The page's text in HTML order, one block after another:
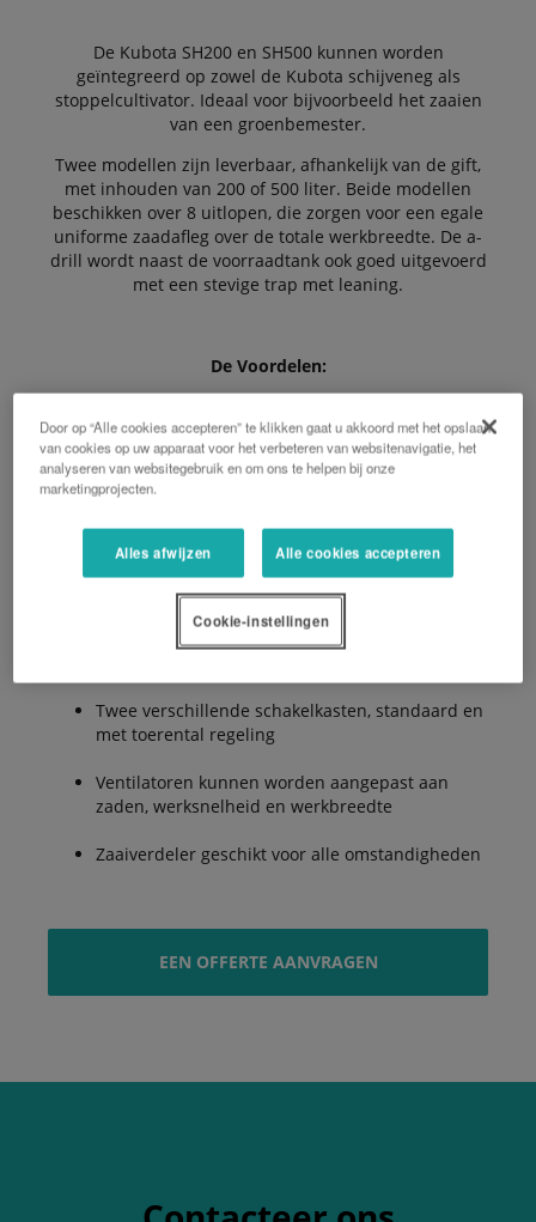
De Kubota SH200 en SH500 kunnen worden
geïntegreerd op zowel de Kubota schijveneg als
stoppelcultivator. Ideaal voor bijvoorbeeld het zaaien
van een groenbemester.
Twee modellen zijn leverbaar, afhankelijk van de gift,
met inhouden van 200 of 500 liter. Beide modellen
beschikken over 8 uitlopen, die zorgen voor een egale
uniforme zaadafleg over de totale werkbreedte. De a-
drill wordt naast de voorraadtank ook goed uitgevoerd
met een stevige trap met leaning.
De Voordelen:
Exact en snel werken
de cabine, ook tijdens de werkgang
Zeer geschikt voor het zaaien van een
groenbemester
Twee verschillende schakelkasten, standaard en
met toerental regeling
Ventilatoren kunnen worden aangepast aan
zaden, werksnelheid en werkbreedte
Zaaiverdeler geschikt voor alle omstandigheden
EEN OFFERTE AANVRAGEN
Door op “Alle cookies accepteren” te klikken gaat u akkoord met het opslaan
van cookies op uw apparaat voor het verbeteren van websitenavigatie, het
analyseren van websitegebruik en om ons te helpen bij onze
marketingprojecten.
Alles afwijzen Alle cookies accepteren
Cookie-instellingen